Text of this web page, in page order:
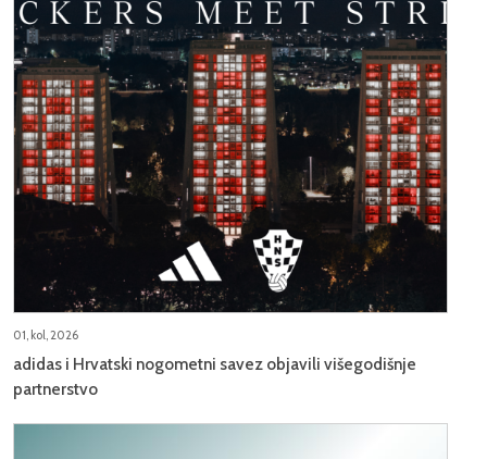
01, kol, 2026
adidas i Hrvatski nogometni savez objavili višegodišnje
partnerstvo